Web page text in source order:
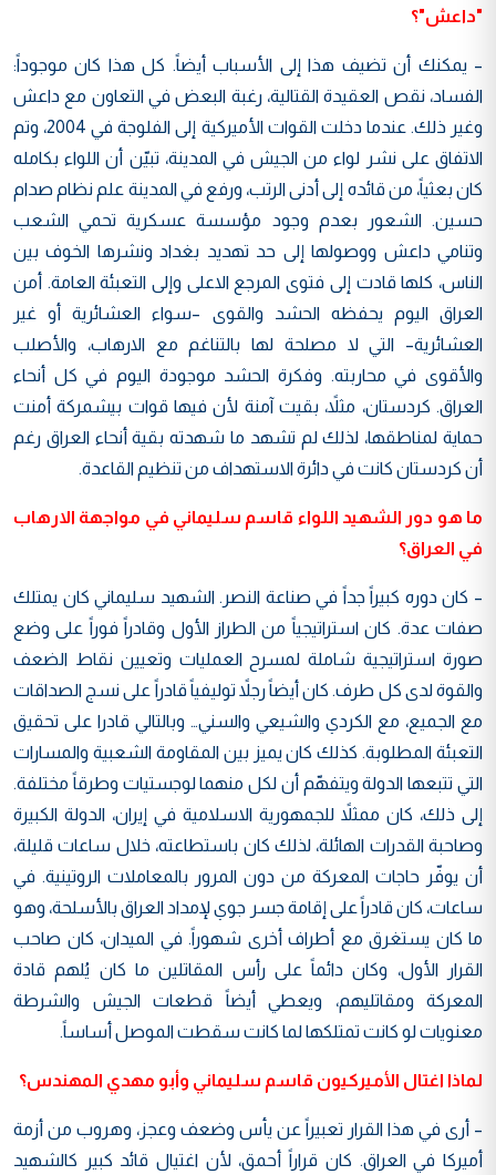
"داعش"؟
– يمكنك أن تضيف هذا إلى الأسباب أيضاً. كل هذا كان موجوداً:
الفساد، نقص العقيدة القتالية، رغبة البعض في التعاون مع داعش
وغير ذلك. عندما دخلت القوات الأميركية إلى الفلوجة في 2004، وتم
الاتفاق على نشر لواء من الجيش في المدينة، تبيّن أن اللواء بكامله
كان بعثياً، من قائده إلى أدنى الرتب، ورفع في المدينة علم نظام صدام
حسين. الشعور بعدم وجود مؤسسة عسكرية تحمي الشعب
وتنامي داعش ووصولها إلى حد تهديد بغداد ونشرها الخوف بين
الناس، كلها قادت إلى فتوى المرجع الاعلى وإلى التعبئة العامة. أمن
العراق اليوم يحفظه الحشد والقوى –سواء العشائرية أو غير
العشائرية– التي لا مصلحة لها بالتناغم مع الارهاب، والأصلب
والأقوى في محاربته. وفكرة الحشد موجودة اليوم في كل أنحاء
العراق. كردستان، مثلاً، بقيت آمنة لأن فيها قوات بيشمركة أمنت
حماية لمناطقها، لذلك لم تشهد ما شهدته بقية أنحاء العراق رغم
أن كردستان كانت في دائرة الاستهداف من تنظيم القاعدة.
ما هو دور الشهيد اللواء قاسم سليماني في مواجهة الارهاب
في العراق؟
– كان دوره كبيراً جداً في صناعة النصر. الشهيد سليماني كان يمتلك
صفات عدة. كان استراتيجياً من الطراز الأول وقادراً فوراً على وضع
صورة استراتيجية شاملة لمسرح العمليات وتعيين نقاط الضعف
والقوة لدى كل طرف. كان أيضاً رجلاً توليفياً قادراً على نسج الصداقات
مع الجميع، مع الكردي والشيعي والسني… وبالتالي قادرا على تحقيق
التعبئة المطلوبة. كذلك كان يميز بين المقاومة الشعبية والمسارات
التي تتبعها الدولة ويتفهّم أن لكل منهما لوجستيات وطرقاً مختلفة.
إلى ذلك، كان ممثلاً للجمهورية الاسلامية في إيران، الدولة الكبيرة
وصاحبة القدرات الهائلة، لذلك كان باستطاعته، خلال ساعات قليلة،
أن يوفّر حاجات المعركة من دون المرور بالمعاملات الروتينية. في
ساعات، كان قادراً على إقامة جسر جوي لإمداد العراق بالأسلحة، وهو
ما كان يستغرق مع أطراف أخرى شهوراً. في الميدان، كان صاحب
القرار الأول، وكان دائماً على رأس المقاتلين ما كان يُلهم قادة
المعركة ومقاتليهم، ويعطي أيضاً قطعات الجيش والشرطة
معنويات لو كانت تمتلكها لما كانت سقطت الموصل أساساً.
لماذا اغتال الأميركيون قاسم سليماني وأبو مهدي المهندس؟
– أرى في هذا القرار تعبيراً عن يأس وضعف وعجز، وهروب من أزمة
أميركا في العراق. كان قراراً أحمق، لأن اغتيال قائد كبير كالشهيد